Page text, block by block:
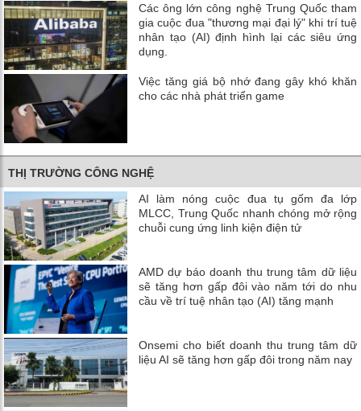
Các ông lớn công nghệ Trung Quốc tham
gia cuộc đua "thương mại đại lý" khi trí tuệ
nhân tạo (AI) định hình lại các siêu ứng
dụng.
Việc tăng giá bộ nhớ đang gây khó khăn
cho các nhà phát triển game
THỊ TRƯỜNG CÔNG NGHỆ
AI làm nóng cuộc đua tụ gốm đa lớp
MLCC, Trung Quốc nhanh chóng mở rộng
chuỗi cung ứng linh kiện điện tử
AMD dự báo doanh thu trung tâm dữ liệu
sẽ tăng hơn gấp đôi vào năm tới do nhu
cầu về trí tuệ nhân tạo (AI) tăng mạnh
Onsemi cho biết doanh thu trung tâm dữ
liệu AI sẽ tăng hơn gấp đôi trong năm nay